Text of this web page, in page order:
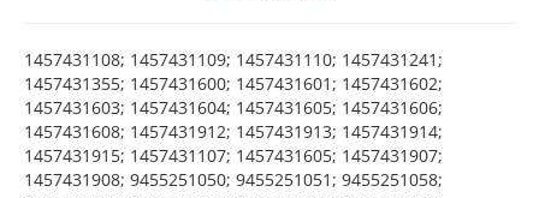
1457431108; 1457431109; 1457431110; 1457431241;
1457431355; 1457431600; 1457431601; 1457431602;
1457431603; 1457431604; 1457431605; 1457431606;
1457431608; 1457431912; 1457431913; 1457431914;
1457431915; 1457431107; 1457431605; 1457431907;
1457431908; 9455251050; 9455251051; 9455251058;